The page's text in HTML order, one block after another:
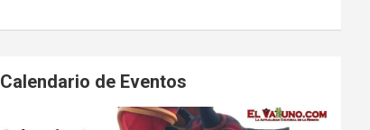
Calendario de Eventos